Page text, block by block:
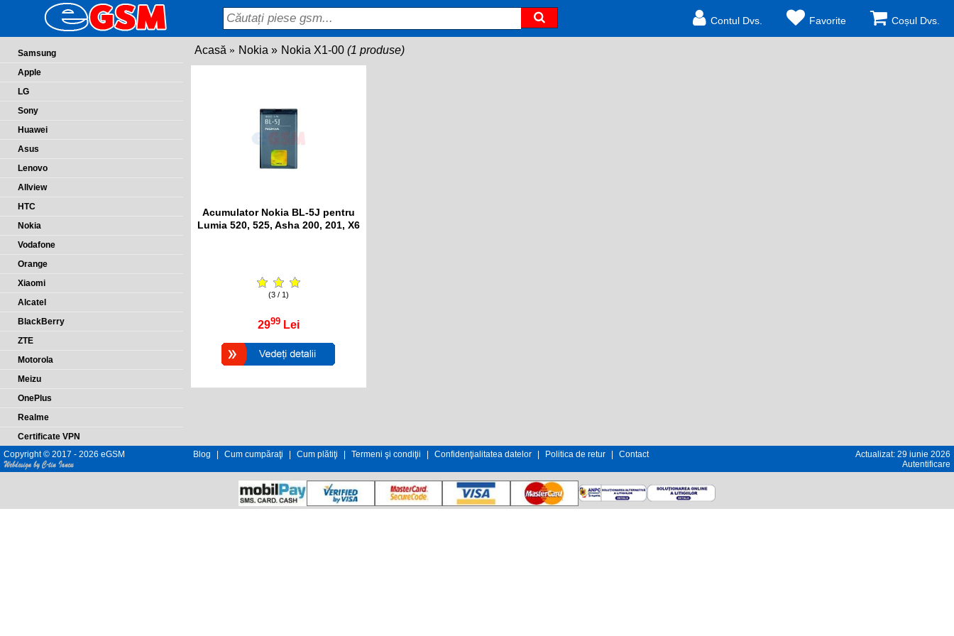
Contul Dvs. Favorite Coșul Dvs.
Samsung
Apple
LG
Sony
Huawei
Asus
Lenovo
Allview
HTC
Nokia
Vodafone
Orange
Xiaomi
Alcatel
BlackBerry
ZTE
Motorola
Meizu
OnePlus
Realme
Certificate VPN
Acasă Nokia Nokia X1-00 (1 produse)
Acumulator Nokia BL-5J pentru
Lumia 520, 525, Asha 200, 201, X6
(3 / 1)
2999 Lei
Copyright © 2017 - 2026 eGSM Blog Cum cumpăraţi Cum plătiţi Termeni şi condiţii Confidenţialitatea datelor Politica de retur Contact
Actualizat: 29 iunie 2026
Autentificare